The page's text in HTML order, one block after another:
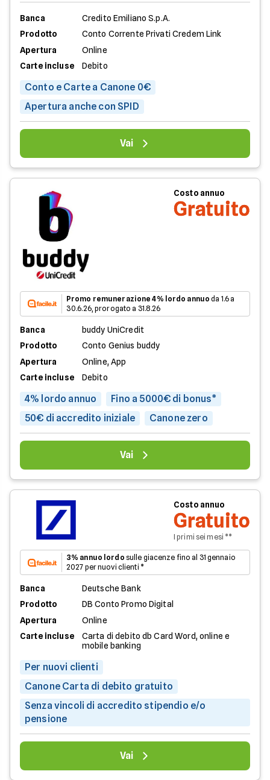
Banca
Credito Emiliano S.p.A.
Prodotto
Conto Corrente Privati Credem Link
Apertura
Online
Carte incluse
Debito
Conto e Carte a Canone 0€
Apertura anche con SPID
Vai
Costo annuo
Gratuito
Promo remunerazione 4% lordo annuo da 1.6 a
30.6.26, prorogato a 31.8.26
Banca
buddy UniCredit
Prodotto
Conto Genius buddy
Apertura
Online, App
Carte incluse
Debito
4% lordo annuo
Fino a 5000€ di bonus*
50€ di accredito iniziale
Canone zero
Vai
Costo annuo
Gratuito
I primi sei mesi **
3% annuo lordo sulle giacenze fino al 31 gennaio
2027 per nuovi clienti *
Banca
Deutsche Bank
Prodotto
DB Conto Promo Digital
Apertura
Online
Carte incluse
Carta di debito db Card Word, online e
mobile banking
Per nuovi clienti
Canone Carta di debito gratuito
Senza vincoli di accredito stipendio e/o
pensione
Vai